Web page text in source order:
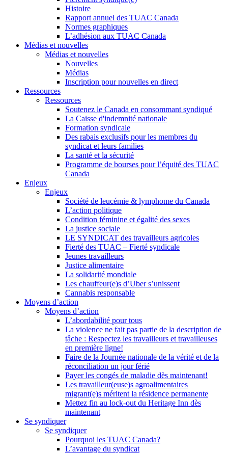
Histoire
Rapport annuel des TUAC Canada
Normes graphiques
L’adhésion aux TUAC Canada
Médias et nouvelles
Médias et nouvelles
Nouvelles
Médias
Inscription pour nouvelles en direct
Ressources
Ressources
Soutenez le Canada en consommant syndiqué
La Caisse d'indemnité nationale
Formation syndicale
Des rabais exclusifs pour les membres du
syndicat et leurs families
La santé et la sécurité
Programme de bourses pour l’équité des TUAC
Canada
Enjeux
Enjeux
Société de leucémie & lymphome du Canada
L’action politique
Condition féminine et égalité des sexes
La justice sociale
LE SYNDICAT des travailleurs agricoles
Fierté des TUAC – Fierté syndicale
Jeunes travailleurs
Justice alimentaire
La solidarité mondiale
Les chauffeur(e)s d’Uber s’unissent
Cannabis responsable
Moyens d’action
Moyens d’action
L’abordabilité pour tous
La violence ne fait pas partie de la description de
tâche : Respectez les travailleurs et travailleuses
en première ligne!
Faire de la Journée nationale de la vérité et de la
réconciliation un jour férié
Payer les congés de maladie dès maintenant!
Les travailleur(euse)s agroalimentaires
migrant(e)s méritent la résidence permanente
Mettez fin au lock-out du Heritage Inn dès
maintenant
Se syndiquer
Se syndiquer
Pourquoi les TUAC Canada?
L’avantage du syndicat